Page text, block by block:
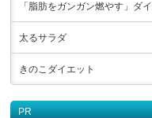
「脂肪をガンガン燃やす」ダ
太るサラダ
きのこダイエット
PR